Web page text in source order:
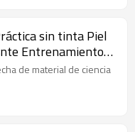
sin tinta Piel
Entrenamiento
Látex con forma de
de material de ciencia